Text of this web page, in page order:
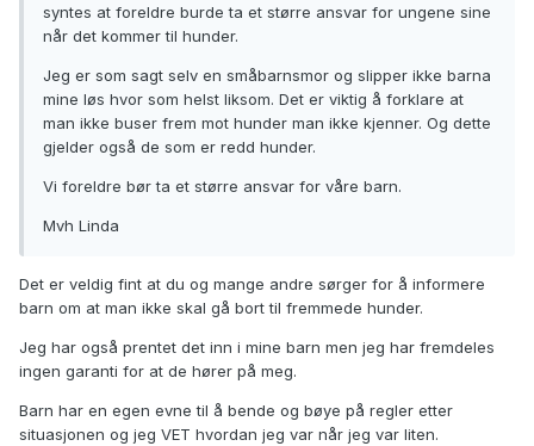
syntes at foreldre burde ta et større ansvar for ungene sine
når det kommer til hunder.
Jeg er som sagt selv en småbarnsmor og slipper ikke barna
mine løs hvor som helst liksom. Det er viktig å forklare at
man ikke buser frem mot hunder man ikke kjenner. Og dette
gjelder også de som er redd hunder.
Vi foreldre bør ta et større ansvar for våre barn.
Mvh Linda
Det er veldig fint at du og mange andre sørger for å informere
barn om at man ikke skal gå bort til fremmede hunder.
Jeg har også prentet det inn i mine barn men jeg har fremdeles
ingen garanti for at de hører på meg.
Barn har en egen evne til å bende og bøye på regler etter
situasjonen og jeg VET hvordan jeg var når jeg var liten.